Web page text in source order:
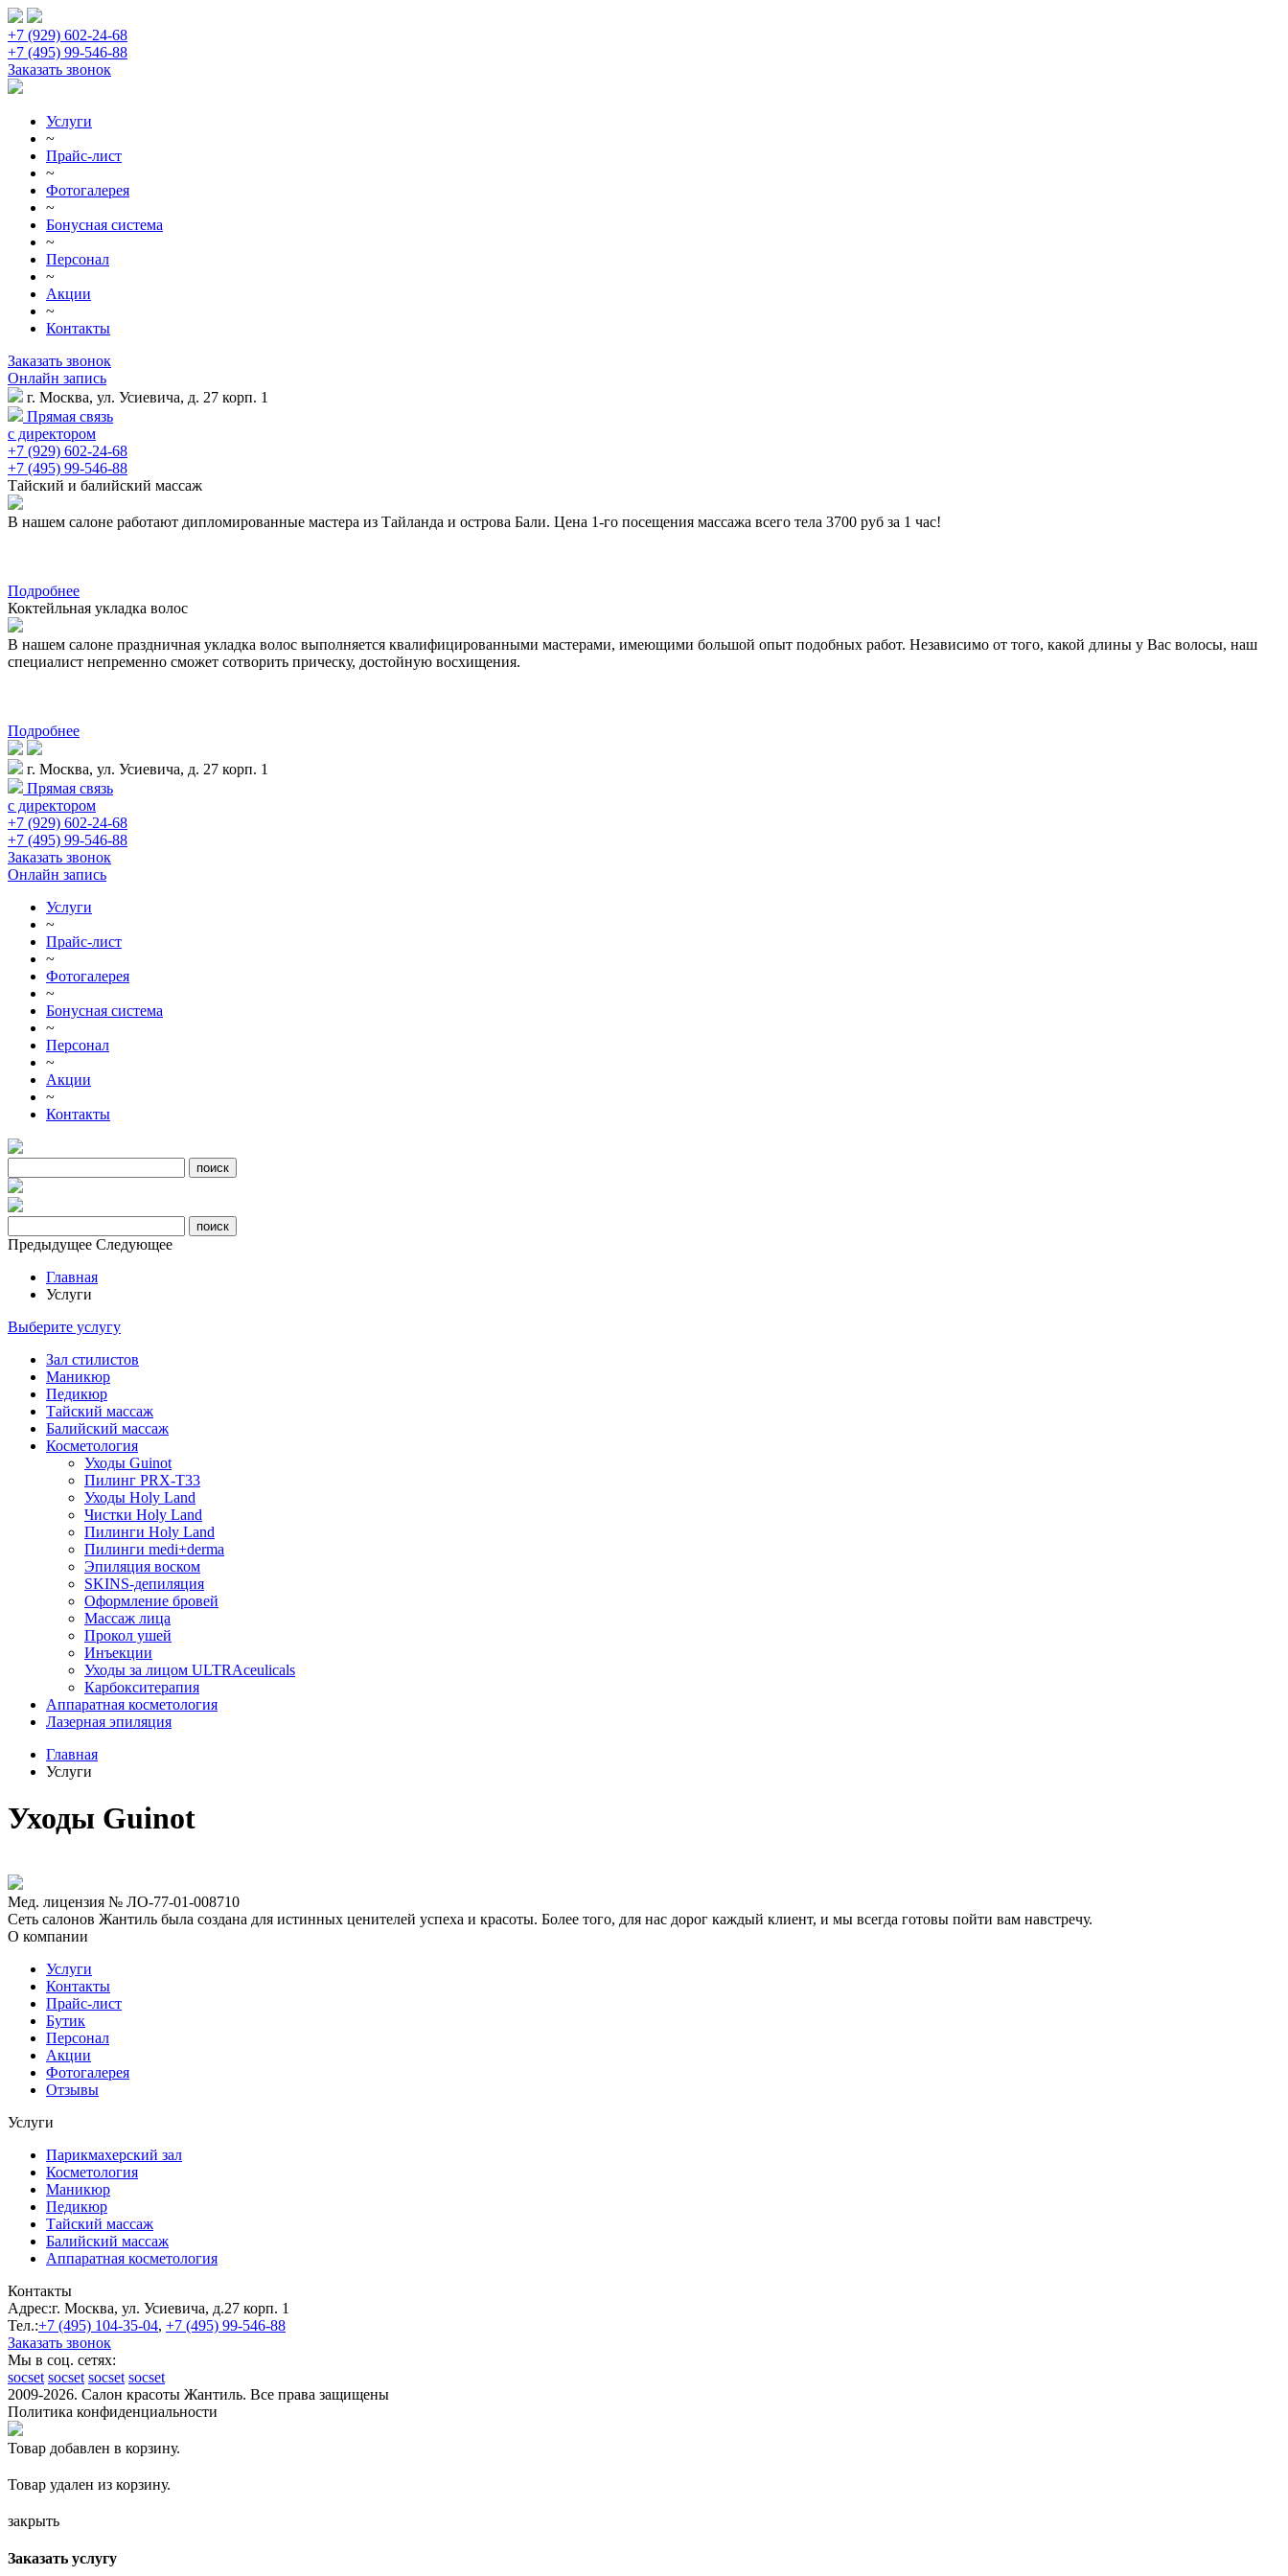
+7 (929) 602-24-68
+7 (495) 99-546-88
Заказать звонок
Услуги
~
Прайс-лист
~
Фотогалерея
~
Бонусная система
~
Персонал
~
Акции
~
Контакты
Заказать звонок
Онлайн запись
г. Москва, ул. Усиевича, д. 27 корп. 1
Прямая связь
с директором
+7 (929) 602-24-68
+7 (495) 99-546-88
Тайский и балийский массаж
В нашем салоне работают дипломированные мастера из Тайланда и острова Бали. Цена 1-го посещения массажа всего тела 3700 руб за 1 час!
Подробнее
Коктейльная укладка волос
В нашем салоне праздничная укладка волос выполняется квалифицированными мастерами, имеющими большой опыт подобных работ. Независимо от того, какой длины у Вас волосы, наш
специалист непременно сможет сотворить прическу, достойную восхищения.
Подробнее
г. Москва, ул. Усиевича, д. 27 корп. 1
Прямая связь
с директором
+7 (929) 602-24-68
+7 (495) 99-546-88
Заказать звонок
Онлайн запись
Услуги
~
Прайс-лист
~
Фотогалерея
~
Бонусная система
~
Персонал
~
Акции
~
Контакты
Предыдущее Следующее
Главная
Услуги
Выберите услугу
Зал стилистов
Маникюр
Педикюр
Тайский массаж
Балийский массаж
Косметология
Уходы Guinot
Пилинг PRX-T33
Уходы Holy Land
Чистки Holy Land
Пилинги Holy Land
Пилинги medi+derma
Эпиляция воском
SKINS-депиляция
Оформление бровей
Массаж лица
Прокол ушей
Инъекции
Уходы за лицом ULTRAceulicals
Карбокситерапия
Аппаратная косметология
Лазерная эпиляция
Главная
Услуги
Уходы Guinot
Мед. лицензия № ЛО-77-01-008710
Сеть салонов Жантиль была создана для истинных ценителей успеха и красоты. Более того, для нас дорог каждый клиент, и мы всегда готовы пойти вам навстречу.
О компании
Услуги
Контакты
Прайс-лист
Бутик
Персонал
Акции
Фотогалерея
Отзывы
Услуги
Парикмахерский зал
Косметология
Маникюр
Педикюр
Тайский массаж
Балийский массаж
Аппаратная косметология
Контакты
Адрес:г. Москва, ул. Усиевича, д.27 корп. 1
Тел.:+7 (495) 104-35-04, +7 (495) 99-546-88
Заказать звонок
Мы в соц. сетях:
socset socset socset socset
2009-2026. Салон красоты Жантиль. Все права защищены
Политика конфиденциальности
Товар добавлен в корзину.
Товар удален из корзину.
закрыть
Заказать услугу